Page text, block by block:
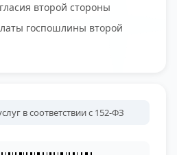
второй стороны
госпошлины второй
в соответствии с 152-ФЗ